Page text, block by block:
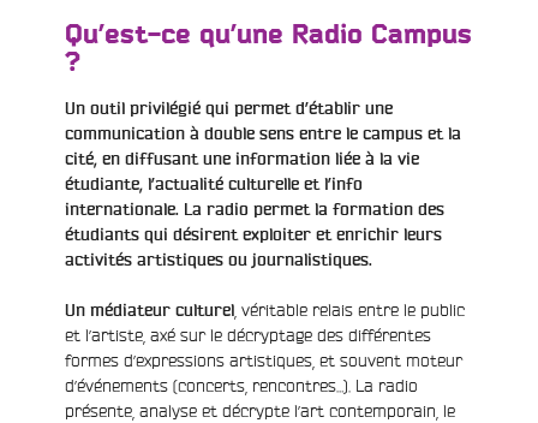
Qu’est-ce qu’une Radio Campus
?
Un outil privilégié qui permet d’établir une
communication à double sens entre le campus et la
cité, en diffusant une information liée à la vie
étudiante, l’actualité culturelle et l’info
internationale. La radio permet la formation des
étudiants qui désirent exploiter et enrichir leurs
activités artistiques ou journalistiques.
Un médiateur culturel , véritable relais entre le public
et l’artiste, axé sur le décryptage des différentes
formes d’expressions artistiques, et souvent moteur
d’événements (concerts, rencontres…). La radio
présente, analyse et décrypte l’art contemporain, le